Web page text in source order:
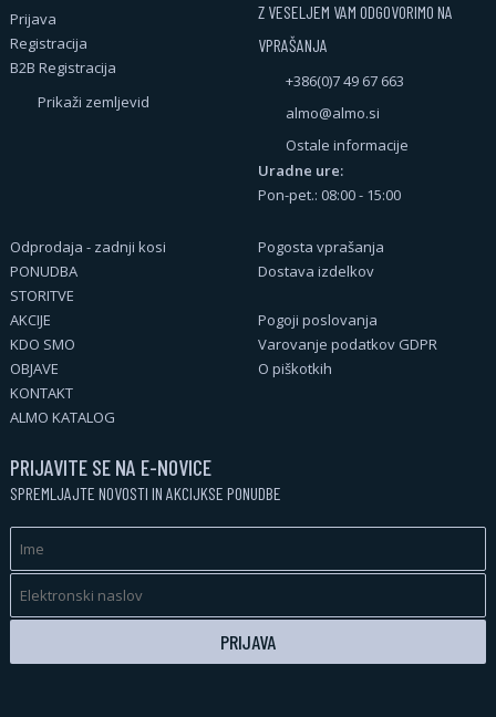
Prijava
Registracija
B2B Registracija
Prikaži zemljevid
Z VESELJEM VAM ODGOVORIMO NA
VPRAŠANJA
+386(0)7 49 67 663
almo@almo.si
Ostale informacije
Uradne ure:
Pon-pet.: 08:00 - 15:00
Odprodaja - zadnji kosi
PONUDBA
STORITVE
AKCIJE
KDO SMO
OBJAVE
KONTAKT
ALMO KATALOG
Pogosta vprašanja
Dostava izdelkov
Pogoji poslovanja
Varovanje podatkov GDPR
O piškotkih
PRIJAVITE SE NA E-NOVICE
SPREMLJAJTE NOVOSTI IN AKCIJKSE PONUDBE